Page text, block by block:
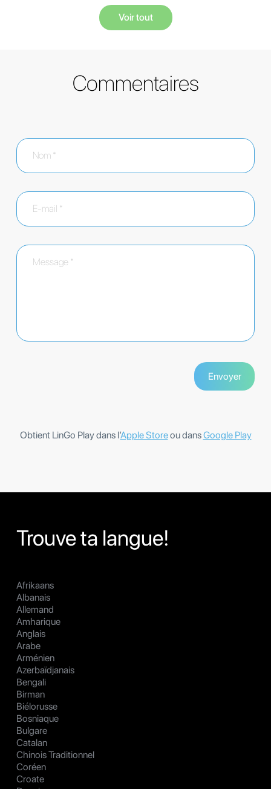
Voir tout
Commentaires
Obtient LinGo Play dans l’Apple Storeou dansGoogle Play
Trouve ta langue!
Afrikaans
Albanais
Allemand
Amharique
Anglais
Arabe
Arménien
Azerbaïdjanais
Bengali
Birman
Biélorusse
Bosniaque
Bulgare
Catalan
Chinois Traditionnel
Coréen
Croate